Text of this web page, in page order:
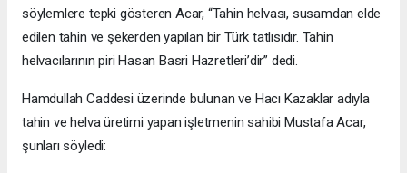
söylemlere tepki gösteren Acar, “Tahin helvası, susamdan elde
edilen tahin ve şekerden yapılan bir Türk tatlısıdır. Tahin
helvacılarının piri Hasan Basri Hazretleri’dir” dedi.
Hamdullah Caddesi üzerinde bulunan ve Hacı Kazaklar adıyla
tahin ve helva üretimi yapan işletmenin sahibi Mustafa Acar,
şunları söyledi: